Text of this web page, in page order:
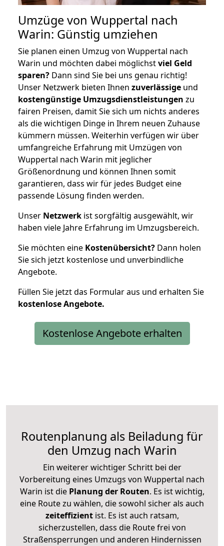
Umzüge von Wuppertal nach
Warin: Günstig umziehen
Sie planen einen Umzug von Wuppertal nach
Warin und möchten dabei möglichstviel Geld
sparen? Dann sind Sie bei uns genau richtig!
Unser Netzwerk bieten Ihnen zuverlässige und
kostengünstige Umzugsdienstleistungen zu
fairen Preisen, damit Sie sich um nichts anderes
als die wichtigen Dinge in Ihrem neuen Zuhause
kümmern müssen. Weiterhin verfügen wir über
umfangreiche Erfahrung mit Umzügen von
Wuppertal nach Warin mit jeglicher
Größenordnung und können Ihnen somit
garantieren, dass wir für jedes Budget eine
passende Lösung finden werden.
Unser Netzwerk ist sorgfältig ausgewählt, wir
haben viele Jahre Erfahrung im Umzugsbereich.
Sie möchten eine Kostenübersicht? Dann holen
Sie sich jetzt kostenlose und unverbindliche
Angebote.
Füllen Sie jetzt das Formular aus und erhalten Sie
kostenloseAngebote.
Kostenlose Angebote erhalten
Routenplanung als Beiladung für
den Umzug nach Warin
Ein weiterer wichtiger Schritt bei der
Vorbereitung eines Umzugs von Wuppertal nach
Warin ist diePlanung der Routen. Es ist wichtig,
eine Route zu wählen, die sowohl sicher als auch
zeiteffizientist. Es ist auch ratsam,
sicherzustellen, dass die Route frei von
Straßensperrungen und anderen Hindernissen